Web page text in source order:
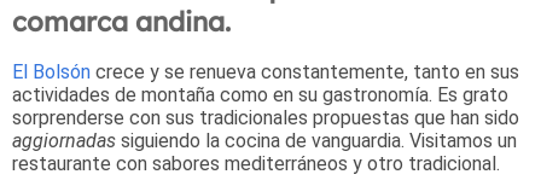
comarca andina.
El Bolsón crece y se renueva constantemente, tanto en sus
actividades de montaña como en su gastronomía. Es grato
sorprenderse con sus tradicionales propuestas que han sido
aggiornadas siguiendo la cocina de vanguardia. Visitamos un
restaurante con sabores mediterráneos y otro tradicional.